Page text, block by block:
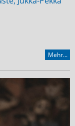
Mehr...